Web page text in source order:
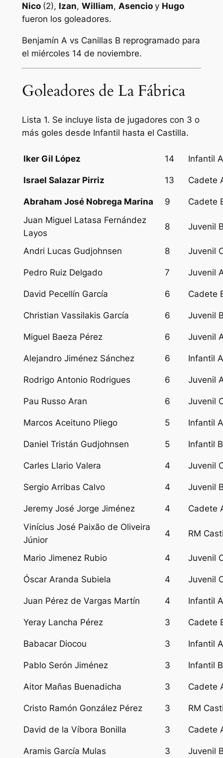
Nico (2), Izan, William, Asencio y Hugo
fueron los goleadores.
Benjamín A vs Canillas B reprogramado para
el miércoles 14 de noviembre.
Goleadores de La Fábrica
Lista 1. Se incluye lista de jugadores con 3 o
más goles desde Infantil hasta el Castilla.
Iker Gil López 14 Infantil A
Israel Salazar Pirriz 13 Cadete
Abraham José Nobrega Marina 9
Cadete
Juan Miguel Latasa Fernández
Layos
8 Juvenil
Andri Lucas Gudjohnsen 8 Juvenil
Pedro Ruiz Delgado 7 Juvenil
David Pecellín García 6 Cadete
Christian Vassilakis García 6 Juvenil
Miguel Baeza Pérez 6 Juvenil
Alejandro Jiménez Sánchez 6 Infantil A
Rodrigo Antonio Rodrigues 6 Juvenil
Pau Russo Aran 6 Juvenil
Marcos Aceituno Pliego 5 Infantil A
Daniel Tristán Gudjohnsen 5 Infantil B
Carles Llario Valera 4 Juvenil
Sergio Arribas Calvo 4 Juvenil
Jeremy José Jorge Jiménez 4
Cadete
Vinícius José Paixão de Oliveira
Júnior
4 RM
Mario Jimenez Rubio 4 Juvenil
Óscar Aranda Subiela 4 Juvenil
Juan Pérez de Vargas Martín 4 Infantil A
Yeray Lancha Pérez 3 Cadete
Babacar Diocou 3 Infantil A
Pablo Serón Jiménez 3 Infantil B
Aitor Mañas Buenadicha 3 Cadete
Cristo Ramón González Pérez 3 RM
David de la Víbora Bonilla 3 Cadete
Aramis García Mulas 3 Juvenil